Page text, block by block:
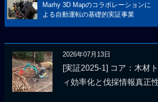
Marhy 3D Mapのコラボレーションに
よる自動運転の基礎的実証事業
2026年07月13日
[実証2025-1] コア：木材
ィ効率化と伐採情報真正